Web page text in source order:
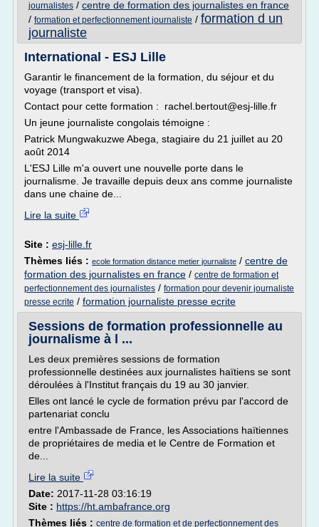
journalistes / centre de formation des journalistes en france
/ formation et perfectionnement journaliste / formation d un
journaliste
International - ESJ Lille
Garantir le financement de la formation, du séjour et du
voyage (transport et visa).
Contact pour cette formation : rachel.bertout@esj-lille.fr
Un jeune journaliste congolais témoigne :
Patrick Mungwakuzwe Abega, stagiaire du 21 juillet au 20
août 2014
L'ESJ Lille m'a ouvert une nouvelle porte dans le
journalisme. Je travaille depuis deux ans comme journaliste
dans une chaine de...
Lire la suite
Site : esj-lille.fr
Thèmes liés : ecole formation distance metier journaliste / centre de
formation des journalistes en france / centre de formation et
perfectionnement des journalistes / formation pour devenir journaliste
presse ecrite / formation journaliste presse ecrite
Sessions de formation professionnelle au
journalisme à l ...
Les deux premières sessions de formation
professionnelle destinées aux journalistes haïtiens se sont
déroulées à l'Institut français du 19 au 30 janvier.
Elles ont lancé le cycle de formation prévu par l'accord de
partenariat conclu
entre l'Ambassade de France, les Associations haïtiennes
de propriétaires de media et le Centre de Formation et
de...
Lire la suite
Date: 2017-11-28 03:16:19
Site : https://ht.ambafrance.org
Thèmes liés : centre de formation et de perfectionnement des